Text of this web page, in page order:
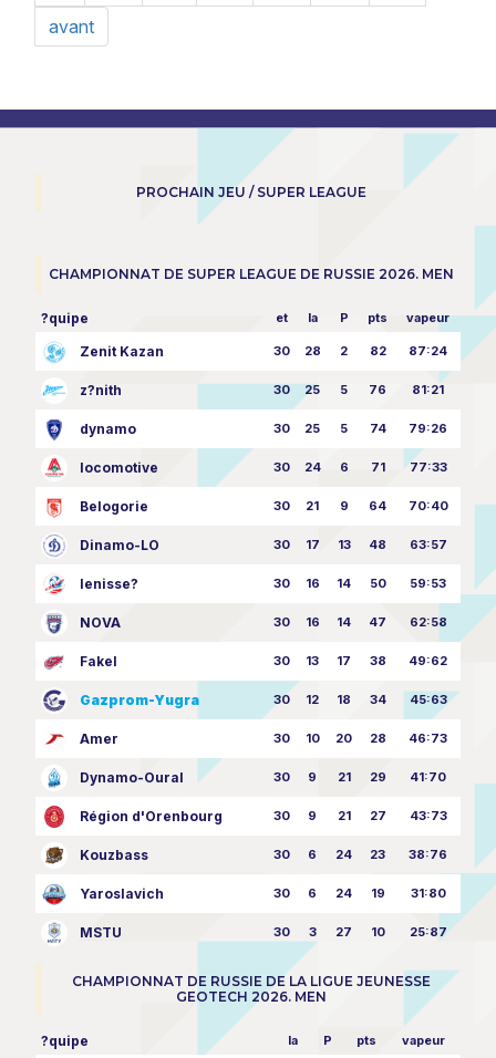
avant
PROCHAIN JEU / SUPER LEAGUE
CHAMPIONNAT DE SUPER LEAGUE DE RUSSIE 2026. MEN
?quipe et la P pts vapeur
Zenit Kazan 30 28 2 82 87:24
z?nith 30 25 5 76 81:21
dynamo 30 25 5 74 79:26
locomotive 30 24 6 71 77:33
Belogorie 30 21 9 64 70:40
Dinamo-LO 30 17 13 48 63:57
Ienisse? 30 16 14 50 59:53
NOVA 30 16 14 47 62:58
Fakel 30 13 17 38 49:62
Gazprom-Yugra 30 12 18 34 45:63
Amer 30 10 20 28 46:73
Dynamo-Oural 30 9 21 29 41:70
Région d'Orenbourg 30 9 21 27 43:73
Kouzbass 30 6 24 23 38:76
Yaroslavich 30 6 24 19 31:80
MSTU 30 3 27 10 25:87
CHAMPIONNAT DE RUSSIE DE LA LIGUE JEUNESSE
GEOTECH 2026. MEN
?quipe la P pts vapeur